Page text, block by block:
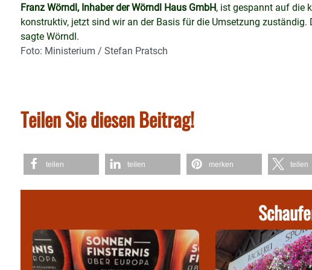
Franz Wörndl, Inhaber der Wörndl Haus GmbH, ist gespannt auf die
konstruktiv, jetzt sind wir an der Basis für die Umsetzung
sagte Wörndl.
Foto: Ministerium / Stefan Pratsch
Teilen Sie diesen Beitrag!
teilen teilen merken teilen